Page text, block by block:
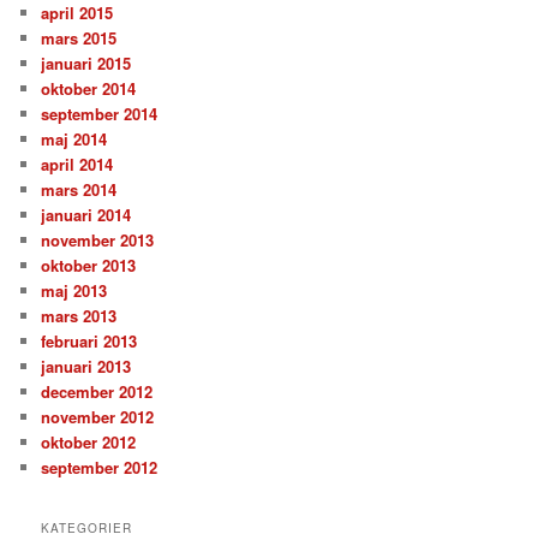
april 2015
mars 2015
januari 2015
oktober 2014
september 2014
maj 2014
april 2014
mars 2014
januari 2014
november 2013
oktober 2013
maj 2013
mars 2013
februari 2013
januari 2013
december 2012
november 2012
oktober 2012
september 2012
KATEGORIER